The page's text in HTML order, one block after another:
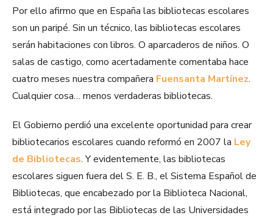
Por ello afirmo que en España las bibliotecas escolares
son un paripé. Sin un técnico, las bibliotecas escolares
serán habitaciones con libros. O aparcaderos de niños. O
salas de castigo, como acertadamente comentaba hace
cuatro meses nuestra compañera Fuensanta Martínez.
Cualquier cosa… menos verdaderas bibliotecas.
El Gobierno perdió una excelente oportunidad para crear
bibliotecarios escolares cuando reformó en 2007 la Ley
de Bibliotecas. Y evidentemente, las bibliotecas
escolares siguen fuera del S. E. B., el Sistema Español de
Bibliotecas, que encabezado por la Biblioteca Nacional,
está integrado por las Bibliotecas de las Universidades